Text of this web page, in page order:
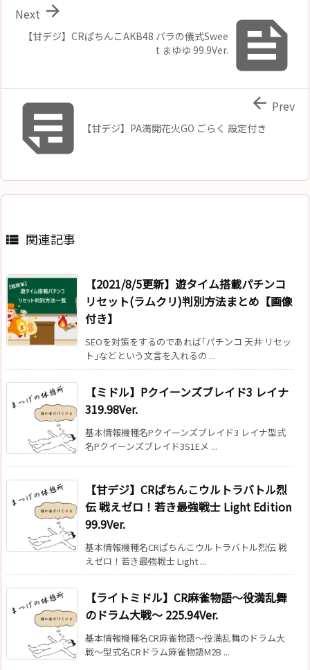

【甘デジ】CRぱちんこAKB48 バラの儀式Swee
t まゆゆ 99.9Ver.

Next
 【甘デジ】PA満開花火GO ごらく 設定付き
 Prev
 関連記事
【2021/8/5更新】遊タイム搭載パチンコ
リセット(ラムクリ)判別方法まとめ【画像
付き】
SEOを対策をするのであれば｢パチンコ 天井 リセッ
ト｣などという文言を入れるの ...
【ミドル】Pクイーンズブレイド3 レイナ
319.98Ver.
基本情報機種名Pクイーンズブレイド3 レイナ型式
名Pクイーンズブレイド3S1Eメ ...
【甘デジ】CRぱちんこウルトラバトル烈
伝 戦えゼロ！若き最強戦士 Light Edition
99.9Ver.
基本情報機種名CRぱちんこウルトラバトル烈伝 戦
えゼロ！若き最強戦士 Light ...
【ライトミドル】CR麻雀物語〜役満乱舞
のドラム大戦〜 225.94Ver.
基本情報機種名CR麻雀物語〜役満乱舞のドラム大
戦〜型式名CRドラム麻雀物語M2B ...